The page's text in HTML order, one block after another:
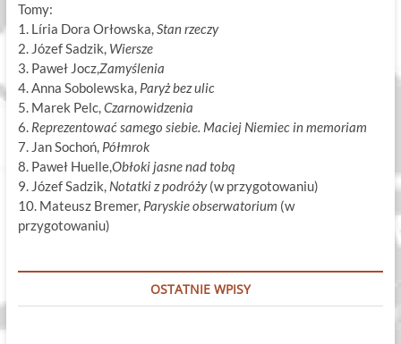
Tomy:
1. Líria Dora Orłowska,Stan rzeczy
2. Józef Sadzik, Wiersze
3. Paweł Jocz,Zamyślenia
4. Anna Sobolewska, Paryż bez ulic
5. Marek Pelc,Czarnowidzenia
6. Reprezentować samego siebie. Maciej Niemiec in memoriam
7. Jan Sochoń, Półmrok
8. Paweł Huelle,Obłoki jasne nad tobą
9. Józef Sadzik, Notatki z podróży(w przygotowaniu)
10. Mateusz Bremer, Paryskie obserwatorium (w
przygotowaniu)
OSTATNIE WPISY